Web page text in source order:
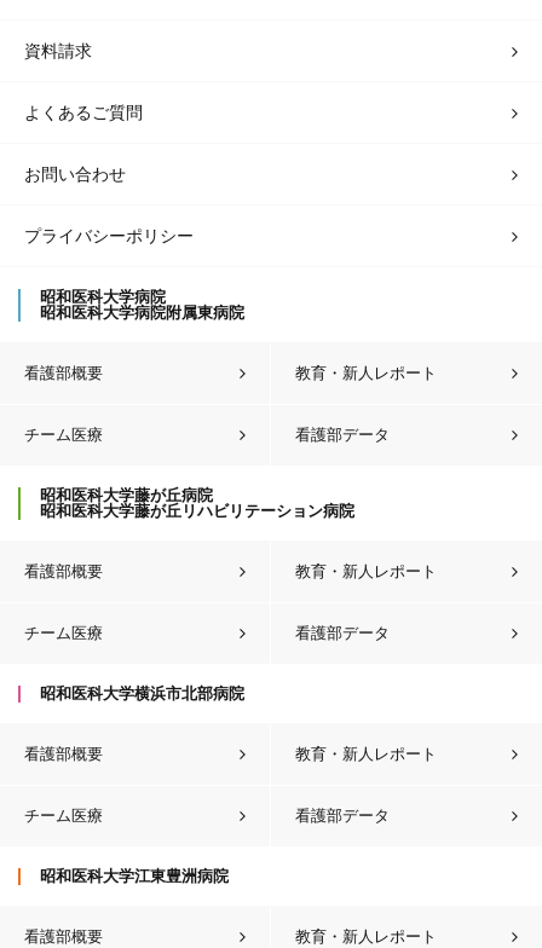
資料請求
よくあるご質問
お問い合わせ
プライバシーポリシー
昭和医科大学病院
昭和医科大学病院附属東病院
看護部概要
チーム医療
教育・新人レポート
看護部データ
昭和医科大学藤が丘病院
昭和医科大学藤が丘リハビリテーション病院
看護部概要
チーム医療
教育・新人レポート
看護部データ
昭和医科大学横浜市北部病院
看護部概要
チーム医療
教育・新人レポート
看護部データ
昭和医科大学江東豊洲病院
看護部概要 教育・新人レポート